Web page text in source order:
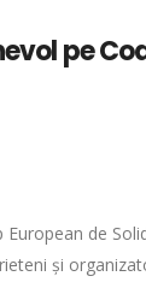
pe
de
și